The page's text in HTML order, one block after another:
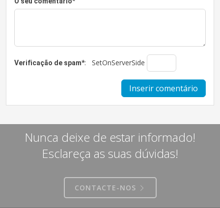
Verificação de spam*: SetOnServerSide
Nunca deixe de estar informado!
Esclareça as suas dúvidas!
CONTACTE-NOS